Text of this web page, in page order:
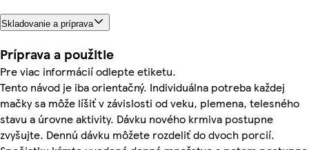
Skladovanie a príprava
Príprava a použitie
Pre viac informácií odlepte etiketu.
Tento návod je iba orientačný. Individuálna potreba každej
mačky sa môže líšiť v závislosti od veku, plemena, telesného
stavu a úrovne aktivity. Dávku nového krmiva postupne
zvyšujte. Dennú dávku môžete rozdeliť do dvoch porcií.